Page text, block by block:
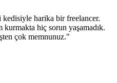
harika bir freelancer.
hiç sorun yaşamadık.
çok memnunuz."